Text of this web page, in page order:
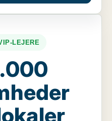
LEJERE